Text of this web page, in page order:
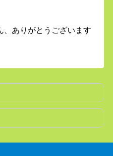
、ありがとうございます